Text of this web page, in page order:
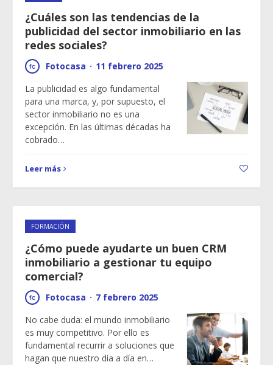
¿Cuáles son las tendencias de la
publicidad del sector inmobiliario en las
redes sociales?
Fotocasa · 11 febrero 2025
La publicidad es algo fundamental
para una marca, y, por supuesto, el
sector inmobiliario no es una
excepción. En las últimas décadas ha
cobrado…
Leer más
FORMACIÓN
¿Cómo puede ayudarte un buen CRM
inmobiliario a gestionar tu equipo
comercial?
Fotocasa · 7 febrero 2025
No cabe duda: el mundo inmobiliario
es muy competitivo. Por ello es
fundamental recurrir a soluciones que
hagan que nuestro día a día en…